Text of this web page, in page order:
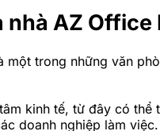
nhà AZ
một trong những văn
kinh tế, từ đây có
doanh nghiệp làm việc.